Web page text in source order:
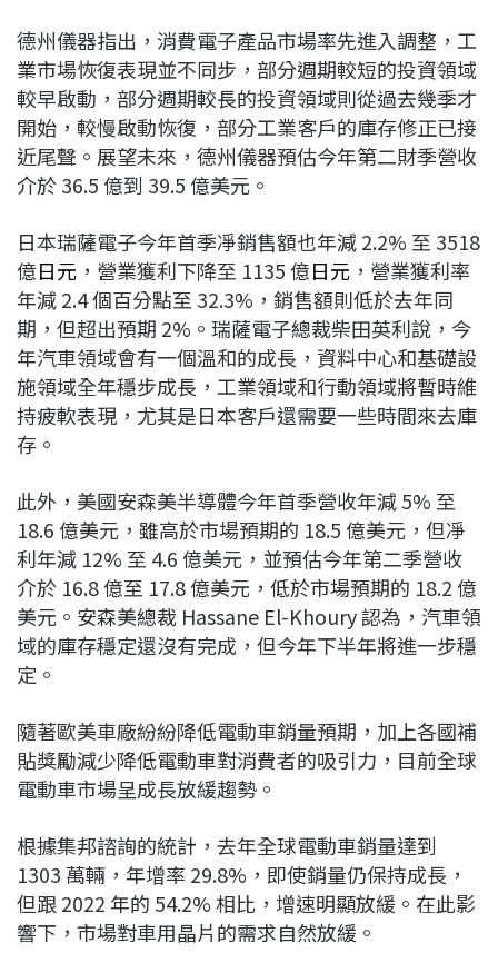
德州儀器指出，消費電子產品市場率先進入調整，工
業市場恢復表現並不同步，部分週期較短的投資領域
較早啟動，部分週期較長的投資領域則從過去幾季才
開始，較慢啟動恢復，部分工業客戶的庫存修正已接
近尾聲。展望未來，德州儀器預估今年第二財季營收
介於 36.5 億到 39.5 億美元。
日本瑞薩電子今年首季凈銷售額也年減 2.2% 至 3518
億日元 ，營業獲利下降至 1135 億日元 ，營業獲利率
年減 2.4 個百分點至 32.3%，銷售額則低於去年同
期，但超出預期 2%。瑞薩電子總裁柴田英利說，今
年汽車領域會有一個溫和的成長，資料中心和基礎設
施領域全年穩步成長，工業領域和行動領域將暫時維
持疲軟表現，尤其是日本客戶還需要一些時間來去庫
存。
此外，美國安森美半導體今年首季營收年減 5% 至
18.6 億美元，雖高於市場預期的 18.5 億美元，但凈
利年減 12% 至 4.6 億美元，並預估今年第二季營收
介於 16.8 億至 17.8 億美元，低於市場預期的 18.2 億
美元。安森美總裁 Hassane El-Khoury 認為，汽車領
域的庫存穩定還沒有完成，但今年下半年將進一步穩
定。
隨著歐美車廠紛紛降低電動車銷量預期，加上各國補
貼獎勵減少降低電動車對消費者的吸引力，目前全球
電動車市場呈成長放緩趨勢。
根據集邦諮詢的統計，去年全球電動車銷量達到
1303 萬輛，年增率 29.8%，即使銷量仍保持成長，
但跟 2022 年的 54.2% 相比，增速明顯放緩。在此影
響下，市場對車用晶片的需求自然放緩。